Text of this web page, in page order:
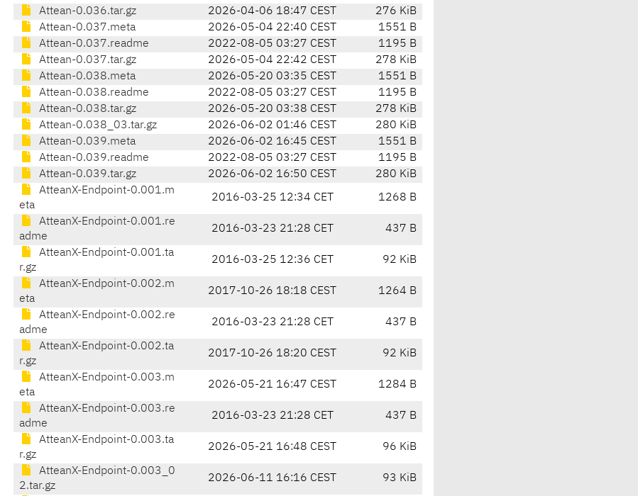
Attean-0.036.tar.gz
2026-04-06 18:47 CEST
276 KiB
Attean-0.037.meta
2026-05-04 22:40 CEST
1551 B
Attean-0.037.readme
2022-08-05 03:27 CEST
1195 B
Attean-0.037.tar.gz
2026-05-04 22:42 CEST
278 KiB
Attean-0.038.meta
2026-05-20 03:35 CEST
1551 B
Attean-0.038.readme
2022-08-05 03:27 CEST
1195 B
Attean-0.038.tar.gz
2026-05-20 03:38 CEST
278 KiB
Attean-0.038_03.tar.gz
2026-06-02 01:46 CEST
280 KiB
Attean-0.039.meta
2026-06-02 16:45 CEST
1551 B
Attean-0.039.readme
2022-08-05 03:27 CEST
1195 B
Attean-0.039.tar.gz
2026-06-02 16:50 CEST
280 KiB
AtteanX-Endpoint-0.001.m
eta
2016-03-25 12:34 CET 1268 B
AtteanX-Endpoint-0.001.re
adme
2016-03-23 21:28 CET 437 B
AtteanX-Endpoint-0.001.ta
r.gz
2016-03-25 12:36 CET 92 KiB
AtteanX-Endpoint-0.002.m
eta
2017-10-26 18:18 CEST 1264 B
AtteanX-Endpoint-0.002.re
adme
2016-03-23 21:28 CET 437 B
AtteanX-Endpoint-0.002.ta
r.gz
2017-10-26 18:20 CEST 92 KiB
AtteanX-Endpoint-0.003.m
eta
2026-05-21 16:47 CEST 1284 B
AtteanX-Endpoint-0.003.re
adme
2016-03-23 21:28 CET 437 B
AtteanX-Endpoint-0.003.ta
r.gz
2026-05-21 16:48 CEST 96 KiB
AtteanX-Endpoint-0.003_0
2.tar.gz
2026-06-11 16:16 CEST 93 KiB